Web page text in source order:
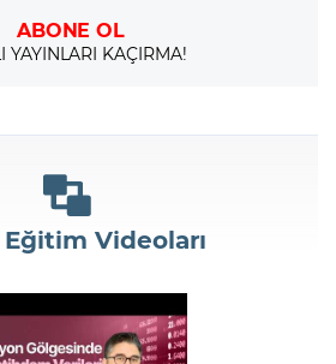
ABONE OL
YAYINLARI KAÇIRMA!
Videoları